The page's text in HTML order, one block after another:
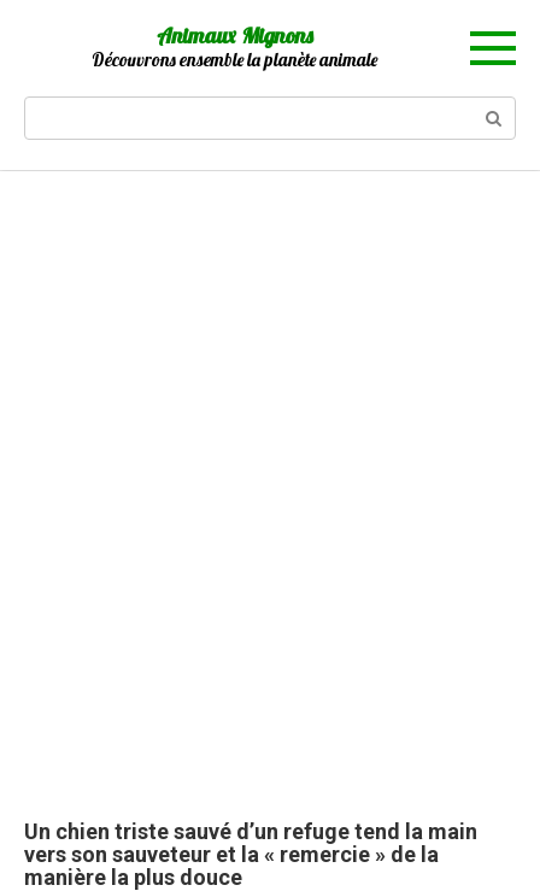
Animaux Mignons
Découvrons ensemble la planète animale
Un chien triste sauvé d’un refuge tend la main
vers son sauveteur et la « remercie » de la
manière la plus douce